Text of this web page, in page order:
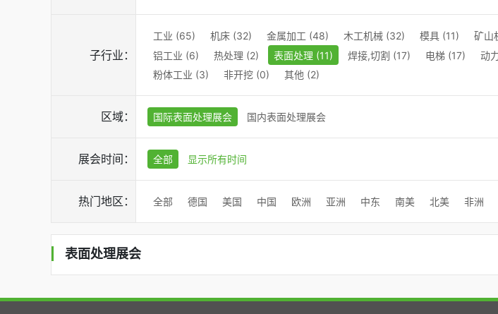
子行业：
工业 (65) 机床 (32) 金属加工 (48) 木工机械 (32) 模具 (11) 矿山
铝工业 (6)
热处理 (2) 表面处理 (11) 焊接,切割 (17) 电梯 (17) 动
粉体工业 (3)
非开挖 (0) 其他 (2)
区域： 国际表面处理展会 国内表面处理展会
展会时间： 全部 显示所有时间
热门地区： 全部 德国 美国 中国 欧洲 亚洲 中东 南美 北美 非洲
表面处理展会